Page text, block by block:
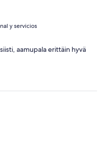
y servicios
aamupala erittäin hyvä